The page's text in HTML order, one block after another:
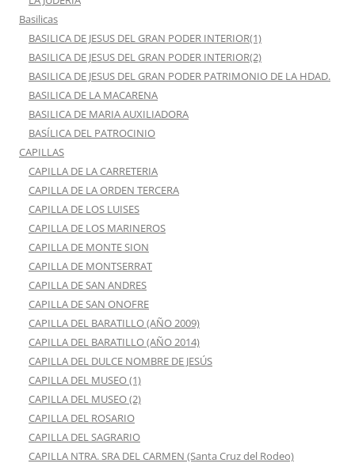
Basilicas
BASILICA DE JESUS DEL GRAN PODER INTERIOR(1)
BASILICA DE JESUS DEL GRAN PODER INTERIOR(2)
BASILICA DE JESUS DEL GRAN PODER PATRIMONIO DE LA HDAD.
BASILICA DE LA MACARENA
BASILICA DE MARIA AUXILIADORA
BASÍLICA DEL PATROCINIO
CAPILLAS
CAPILLA DE LA CARRETERIA
CAPILLA DE LA ORDEN TERCERA
CAPILLA DE LOS LUISES
CAPILLA DE LOS MARINEROS
CAPILLA DE MONTE SION
CAPILLA DE MONTSERRAT
CAPILLA DE SAN ANDRES
CAPILLA DE SAN ONOFRE
CAPILLA DEL BARATILLO (AÑO 2009)
CAPILLA DEL BARATILLO (AÑO 2014)
CAPILLA DEL DULCE NOMBRE DE JESÚS
CAPILLA DEL MUSEO (1)
CAPILLA DEL MUSEO (2)
CAPILLA DEL ROSARIO
CAPILLA DEL SAGRARIO
CAPILLA NTRA. SRA DEL CARMEN (Santa Cruz del Rodeo)